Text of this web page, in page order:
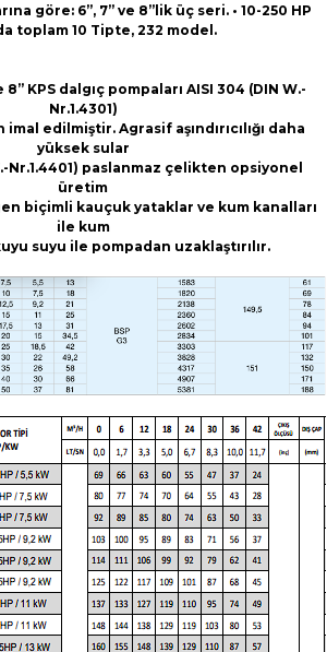
göre: 6”, 7” ve 8”lik üç seri. • 10-250 HP
toplam 10 Tipte, 232 model .
8” KPS dalgıç pompaları AISI 304 (DIN W.-
Nr.1.4301)
edilmiştir. Agrasif aşındırıcılığı daha
yüksek sular
Nr.1.4401) paslanmaz çelikten opsiyonel
üretim
biçimli kauçuk yataklar ve kum kanalları
ile kum
suyu ile pompadan uzaklaştırılır.